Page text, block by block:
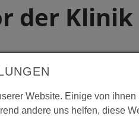
der Klinik
Website. Einige von ihnen
andere uns helfen, diese